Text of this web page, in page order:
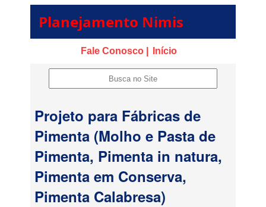
Planejamento Nimis
Fale Conosco | Início
Projeto para Fábricas de
Pimenta (Molho e Pasta de
Pimenta, Pimenta in natura,
Pimenta em Conserva,
Pimenta Calabresa)